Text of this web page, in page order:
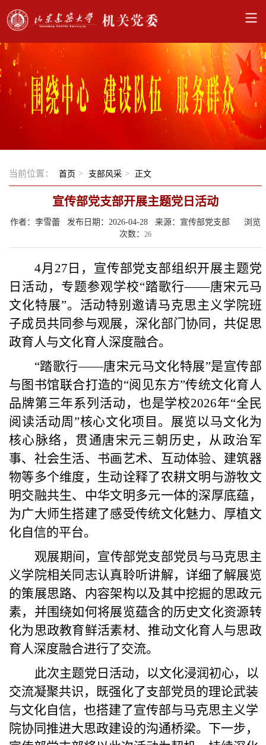
当前位置： 首页 > 支部风采 > 正文
宣传部党支部开展主题党日活动
作者：李雪蕾 发布日期：2026-04-28 来源：宣传部党支部 浏览
次数： 26
4月27日，宣传部党支部组织开展主题党
日活动，专题参观学校“踏歌行——唐宋元马
文化特展”。活动特别邀请马克思主义学院班
子成员共同参与观展，深化部门协同，共促思
政育人与文化育人深度融合。
“踏歌行——唐宋元马文化特展”是宣传部
与图书馆联合打造的“阅见东方”传统文化育人
品牌第三年系列活动，也是学校2026年“全民
阅读活动周”核心文化项目。展览以马文化为
核心脉络，贯通唐宋元三朝历史，从政治军
事、社会生活、书画艺术、互动体验、建筑器
物等多个维度，生动诠释了农耕文明与游牧文
明交融共生、中华文明多元一体的深厚底蕴，
为广大师生搭建了感受传统文化魅力、厚植文
化自信的平台。
观展期间，宣传部党支部党员与马克思主
义学院相关同志认真聆听讲解，详细了解展览
的策展思路、内容架构以及其中挖掘的思政元
素，并围绕如何将展览蕴含的历史文化资源转
化为思政教育鲜活素材、推动文化育人与思政
育人深度融合进行了交流。
此次主题党日活动，以文化浸润初心，以
交流凝聚共识，既强化了支部党员的理论武装
与文化自信，也搭建了宣传部与马克思主义学
院协同推进大思政建设的沟通桥梁。下一步，